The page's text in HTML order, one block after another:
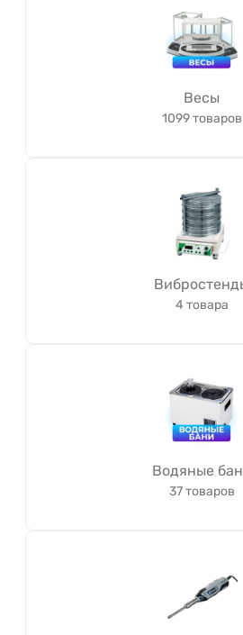
Весы
1099 товаров
4 товара
Водяные
37 товаров